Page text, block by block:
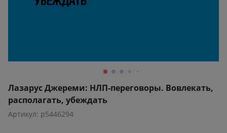
Лазарус Джереми: НЛП-переговоры. Вовлекать,
располагать, убеждать
Артикул: p5446294